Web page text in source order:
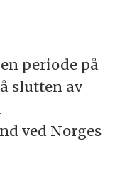
periode på
slutten av
ved Norges